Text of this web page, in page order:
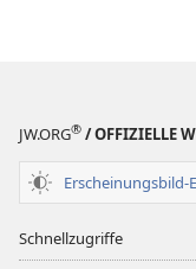
JW.ORG® / OFFIZIELLE
Erscheinungsbild-
Schnellzugriffe